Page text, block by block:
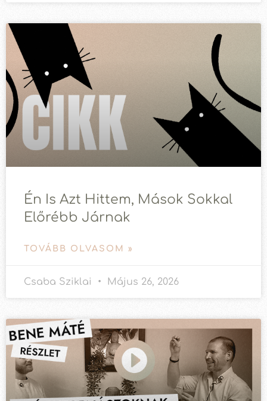
Én Is Azt Hittem, Mások Sokkal
Előrébb Járnak
TOVÁBB OLVASOM »
Csaba Sziklai Május 26, 2026